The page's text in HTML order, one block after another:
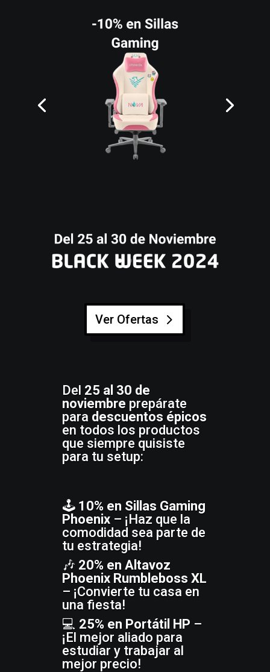
Ver Ofertas
Del 25 al 30 de
noviembre prepárate
para descuentos épicos
en todos los productos
que siempre quisiste
para tu setup:
🕹️ 10% en Sillas Gaming
Phoenix– ¡Haz que la
comodidad sea parte de
tu estrategia!
🎶 20% en Altavoz
Phoenix Rumbleboss XL
– ¡Convierte tu casa en
una fiesta!
💻 25% en Portátil HP –
¡El mejor aliado para
estudiar y trabajar al
mejor precio!